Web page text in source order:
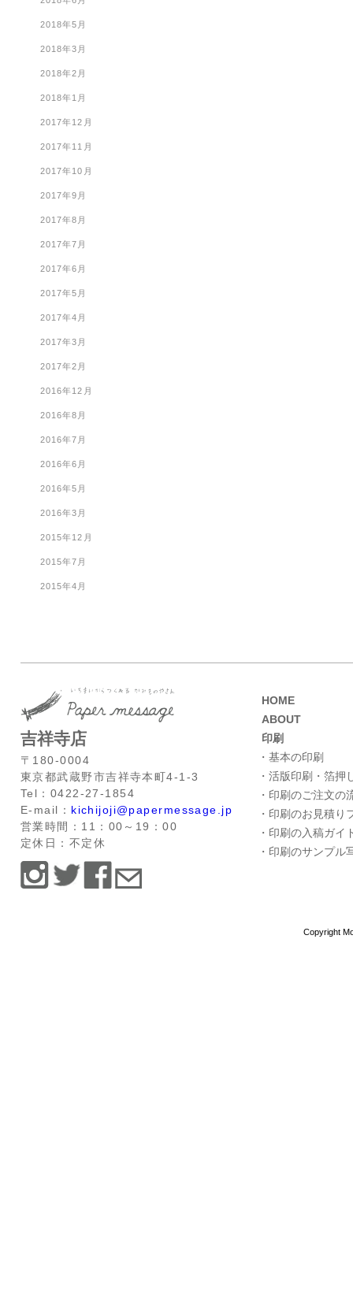
2018年5月
2018年3月
2018年2月
2018年1月
2017年12月
2017年11月
2017年10月
2017年9月
2017年8月
2017年7月
2017年6月
2017年5月
2017年4月
2017年3月
2017年2月
2016年12月
2016年8月
2016年7月
2016年6月
2016年5月
2016年3月
2015年12月
2015年7月
2015年4月
吉祥寺店
〒180-0004
東京都武蔵野市吉祥寺本町4-1-3
Tel：0422-27-1854
E-mail： kichijoji@papermessage.jp
営業時間：11：00～19：00
定休日：不定休
HOME
ABOUT
印刷
・基本の印刷
・活版印刷・箔押
・印刷のご注文の
・印刷のお見積り
・印刷の入稿ガイ
・印刷のサンプル
Copyright